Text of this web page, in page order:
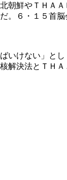
朝鮮やＴＨＡ
。６・１５首
いけない」と
解決法とＴＨ